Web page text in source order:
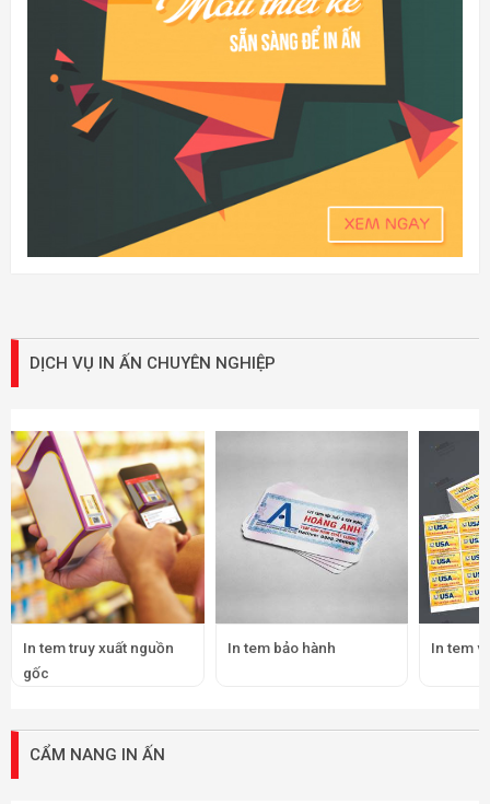
DỊCH VỤ IN ẤN CHUYÊN NGHIỆP
In tem truy xuất nguồn
gốc
In tem bảo hành In tem
CẨM NANG IN ẤN